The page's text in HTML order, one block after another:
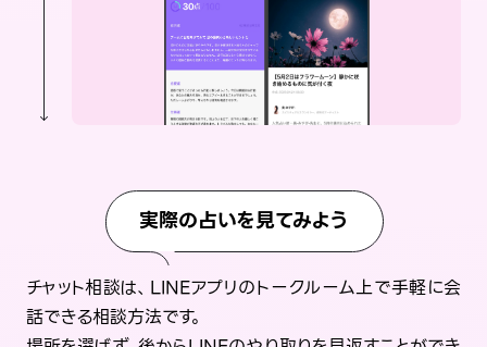
実際の占いを見てみよう
チャット相談は、LINEアプリのトークルーム上で手軽に会
話できる相談方法です。